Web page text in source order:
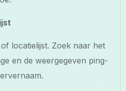
locatielijst. Zoek naar het
en de weergegeven ping-